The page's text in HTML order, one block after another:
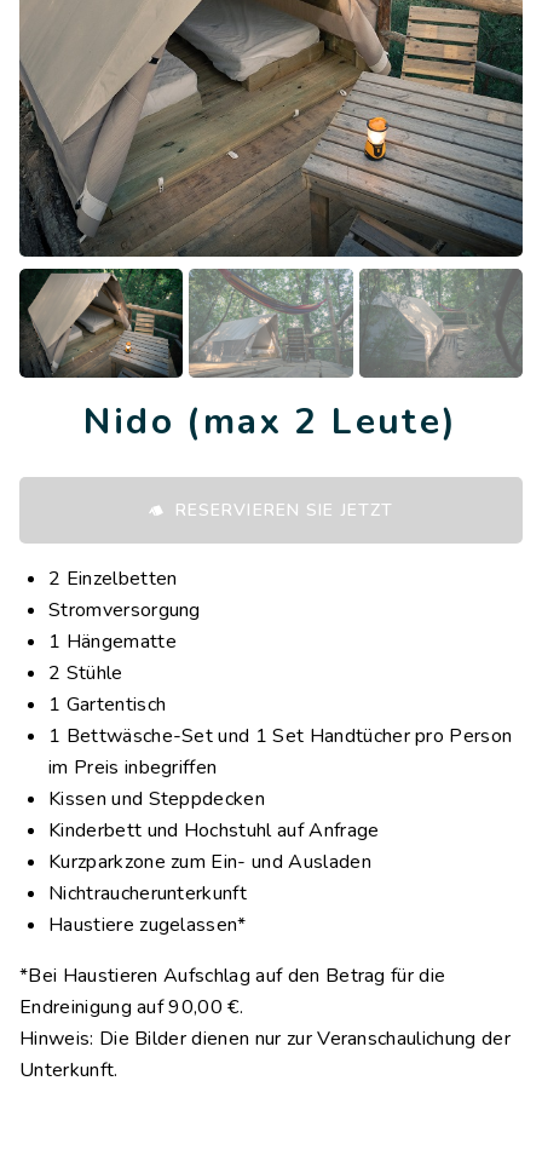
Nido (max 2 Leute)
RESERVIEREN SIE JETZT
2 Einzelbetten
Stromversorgung
1 Hängematte
2 Stühle
1 Gartentisch
1 Bettwäsche-Set und 1 Set Handtücher pro Person
im Preis inbegriffen
Kissen und Steppdecken
Kinderbett und Hochstuhl auf Anfrage
Kurzparkzone zum Ein- und Ausladen
Nichtraucherunterkunft
Haustiere zugelassen*
*Bei Haustieren Aufschlag auf den Betrag für die
Endreinigung auf 90,00 €.
Hinweis: Die Bilder dienen nur zur Veranschaulichung der
Unterkunft.